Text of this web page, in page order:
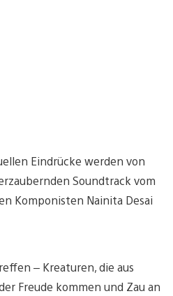
Eindrücke werden von
Soundtrack vom
Komponisten Nainita Desai
– Kreaturen, die aus
Freude kommen und Zau an